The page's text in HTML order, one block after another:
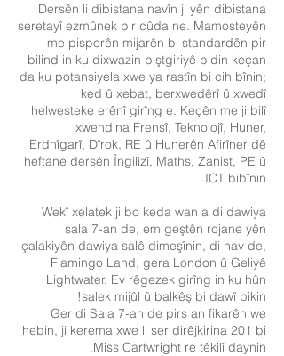
Dersên li dibistana navîn ji yên dibistana
seretayî ezmûnek pir cûda ne. Mamosteyên
me pisporên mijarên bi standardên pir
bilind in ku dixwazin piştgiriyê bidin keçan
da ku potansiyela xwe ya rastîn bi cih bînin;
ked û xebat, berxwedêrî û xwedî
helwesteke erênî girîng e. Keçên me ji bilî
xwendina Frensî, Teknolojî, Huner,
Erdnîgarî, Dîrok, RE û Hunerên Afirîner dê
heftane dersên Îngilîzî, Maths, Zanist, PE û
ICT bibînin.
Wekî xelatek ji bo keda wan a di dawiya
sala 7-an de, em geştên rojane yên
çalakiyên dawiya salê dimeşînin, di nav de,
Flamingo Land, gera London û Geliyê
Lightwater. Ev rêgezek girîng in ku hûn
salek mijûl û balkêş bi dawî bikin!
Ger di Sala 7-an de pirs an fikarên we
hebin, ji kerema xwe li ser dirêjkirina 201 bi
Miss Cartwright re têkilî daynin.